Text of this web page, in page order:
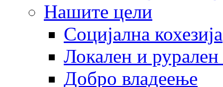
Нашите цели
Социјална кохезија
Локален и рурален
Добро владеење